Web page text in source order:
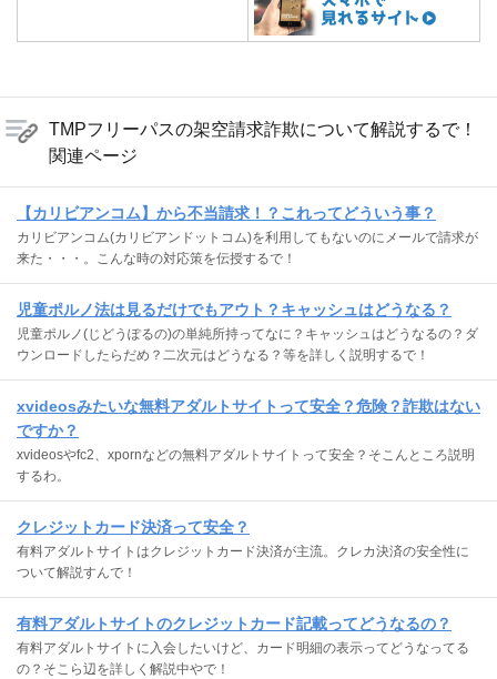
TMPフリーパスの架空請求詐欺について解説するで！
関連ページ
【カリビアンコム】から不当請求！？これってどういう事？
カリビアンコム(カリビアンドットコム)を利用してもないのにメールで請求が
来た・・・。こんな時の対応策を伝授するで！
児童ポルノ法は見るだけでもアウト？キャッシュはどうなる？
児童ポルノ(じどうぽるの)の単純所持ってなに？キャッシュはどうなるの？ダ
ウンロードしたらだめ？二次元はどうなる？等を詳しく説明するで！
xvideosみたいな無料アダルトサイトって安全？危険？詐欺はない
ですか？
xvideosやfc2、xpornなどの無料アダルトサイトって安全？そこんところ説明
するわ。
クレジットカード決済って安全？
有料アダルトサイトはクレジットカード決済が主流。クレカ決済の安全性に
ついて解説すんで！
有料アダルトサイトのクレジットカード記載ってどうなるの？
有料アダルトサイトに入会したいけど、カード明細の表示ってどうなってる
の？そこら辺を詳しく解説中やで！